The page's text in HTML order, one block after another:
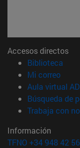
Accesos directos
Biblioteca
Mi correo(abre
Aula virtual
Búsqueda de
Trabaja con
Información
TFNO +34 948 42